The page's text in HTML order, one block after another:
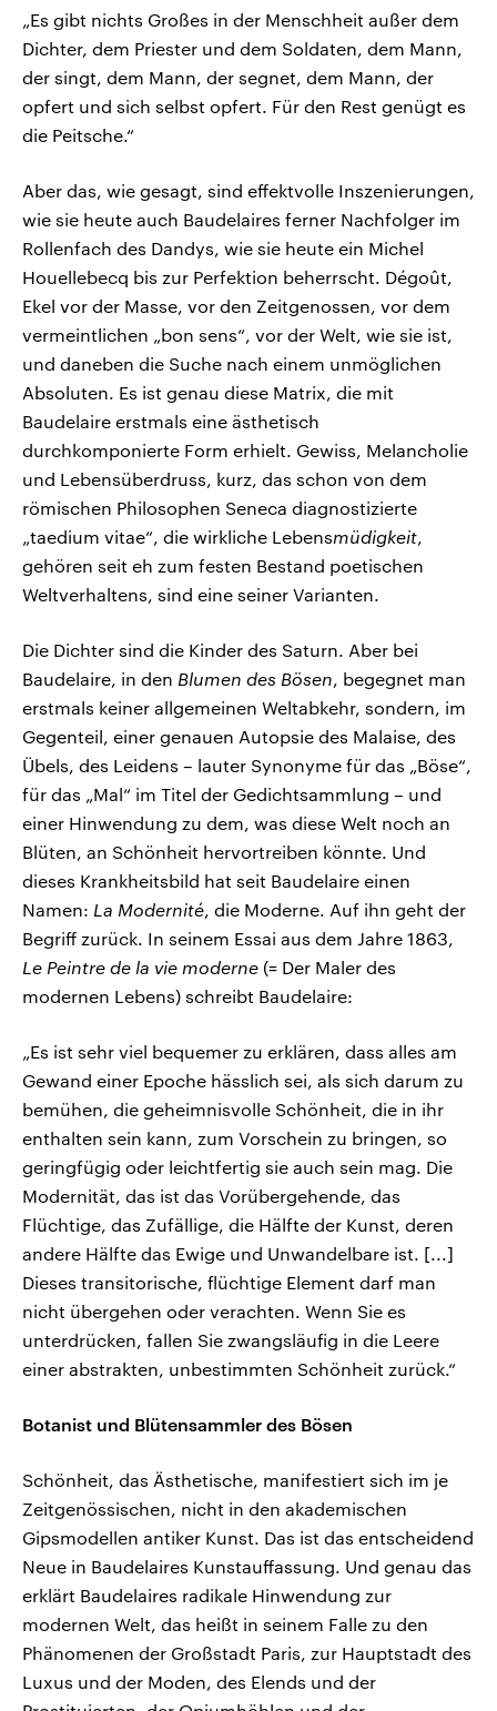
„Es gibt nichts Großes in der Menschheit außer dem
Dichter, dem Priester und dem Soldaten, dem Mann,
der singt, dem Mann, der segnet, dem Mann, der
opfert und sich selbst opfert. Für den Rest genügt es
die Peitsche.“
Aber das, wie gesagt, sind effektvolle Inszenierungen,
wie sie heute auch Baudelaires ferner Nachfolger im
Rollenfach des Dandys, wie sie heute ein Michel
Houellebecq bis zur Perfektion beherrscht. Dégoût,
Ekel vor der Masse, vor den Zeitgenossen, vor dem
vermeintlichen „bon sens“, vor der Welt, wie sie ist,
und daneben die Suche nach einem unmöglichen
Absoluten. Es ist genau diese Matrix, die mit
Baudelaire erstmals eine ästhetisch
durchkomponierte Form erhielt. Gewiss, Melancholie
und Lebensüberdruss, kurz, das schon von dem
römischen Philosophen Seneca diagnostizierte
„taedium vitae“, die wirkliche Lebensmüdigkeit,
gehören seit eh zum festen Bestand poetischen
Weltverhaltens, sind eine seiner Varianten.
Die Dichter sind die Kinder des Saturn. Aber bei
Baudelaire, in den Blumen des Bösen, begegnet man
erstmals keiner allgemeinen Weltabkehr, sondern, im
Gegenteil, einer genauen Autopsie des Malaise, des
Übels, des Leidens – lauter Synonyme für das „Böse“,
für das „Mal“ im Titel der Gedichtsammlung – und
einer Hinwendung zu dem, was diese Welt noch an
Blüten, an Schönheit hervortreiben könnte. Und
dieses Krankheitsbild hat seit Baudelaire einen
Namen: La Modernité, die Moderne. Auf ihn geht der
Begriff zurück. In seinem Essai aus dem Jahre 1863,
Le Peintre de la vie moderne (= Der Maler des
modernen Lebens) schreibt Baudelaire:
„Es ist sehr viel bequemer zu erklären, dass alles am
Gewand einer Epoche hässlich sei, als sich darum zu
bemühen, die geheimnisvolle Schönheit, die in ihr
enthalten sein kann, zum Vorschein zu bringen, so
geringfügig oder leichtfertig sie auch sein mag. Die
Modernität, das ist das Vorübergehende, das
Flüchtige, das Zufällige, die Hälfte der Kunst, deren
andere Hälfte das Ewige und Unwandelbare ist. [...]
Dieses transitorische, flüchtige Element darf man
nicht übergehen oder verachten. Wenn Sie es
unterdrücken, fallen Sie zwangsläufig in die Leere
einer abstrakten, unbestimmten Schönheit zurück.“
Botanist und Blütensammler des Bösen
Schönheit, das Ästhetische, manifestiert sich im je
Zeitgenössischen, nicht in den akademischen
Gipsmodellen antiker Kunst. Das ist das entscheidend
Neue in Baudelaires Kunstauffassung. Und genau das
erklärt Baudelaires radikale Hinwendung zur
modernen Welt, das heißt in seinem Falle zu den
Phänomenen der Großstadt Paris, zur Hauptstadt des
Luxus und der Moden, des Elends und der